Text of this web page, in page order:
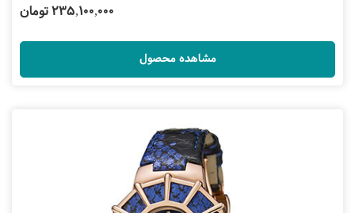
235,100,000 تومان
مشاهده محصول